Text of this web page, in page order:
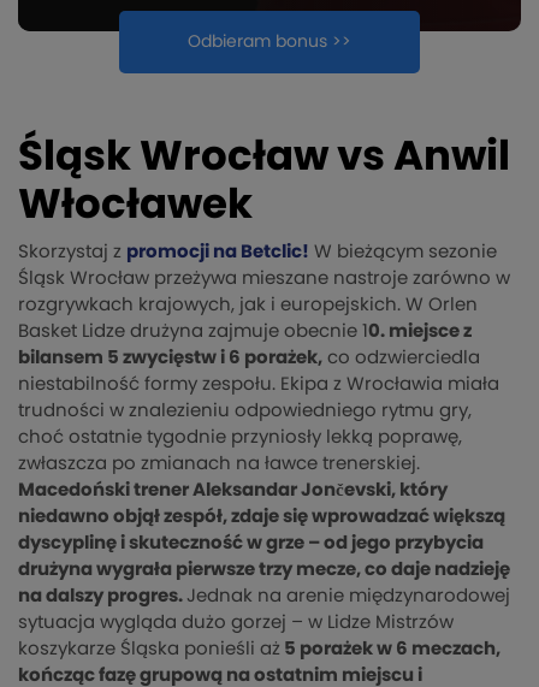
Odbieram bonus >>
Śląsk Wrocław vs Anwil
Włocławek
Skorzystaj z promocji na Betclic! W bieżącym sezonie
Śląsk Wrocław przeżywa mieszane nastroje zarówno w
rozgrywkach krajowych, jak i europejskich. W Orlen
Basket Lidze drużyna zajmuje obecnie 1 0. miejsce z
bilansem 5 zwycięstw i 6 porażek, co odzwierciedla
niestabilność formy zespołu. Ekipa z Wrocławia miała
trudności w znalezieniu odpowiedniego rytmu gry,
choć ostatnie tygodnie przyniosły lekką poprawę,
zwłaszcza po zmianach na ławce trenerskiej.
Macedoński trener Aleksandar Jončevski, który
niedawno objął zespół, zdaje się wprowadzać większą
dyscyplinę i skuteczność w grze – od jego przybycia
drużyna wygrała pierwsze trzy mecze, co daje nadzieję
na dalszy progres. Jednak na arenie międzynarodowej
sytuacja wygląda dużo gorzej – w Lidze Mistrzów
koszykarze Śląska ponieśli aż 5 porażek w 6 meczach,
kończąc fazę grupową na ostatnim miejscu i